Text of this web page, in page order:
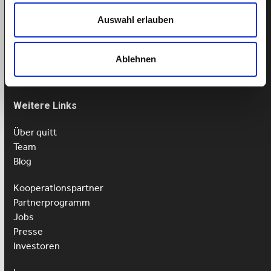
Auswahl erlauben
Ablehnen
Mo-Fr: 9-13 Uhr
Weitere Links
Über quitt
Team
Blog
Kooperationspartner
Partnerprogramm
Jobs
Presse
Investoren